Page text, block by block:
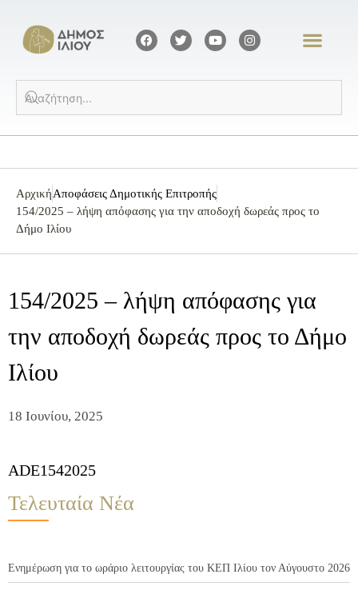
ΑρχικήΑποφάσεις Δημοτικής Επιτροπής
154/2025 – λήψη απόφασης για την αποδοχή δωρεάς προς το
Δήμο Ιλίου
154/2025 – λήψη απόφασης για
την αποδοχή δωρεάς προς το Δήμο
Ιλίου
18 Ιουνίου, 2025
ADE1542025
Τελευταία Νέα
Ενημέρωση για το ωράριο λειτουργίας του ΚΕΠ Ιλίου τον Αύγουστο 2026